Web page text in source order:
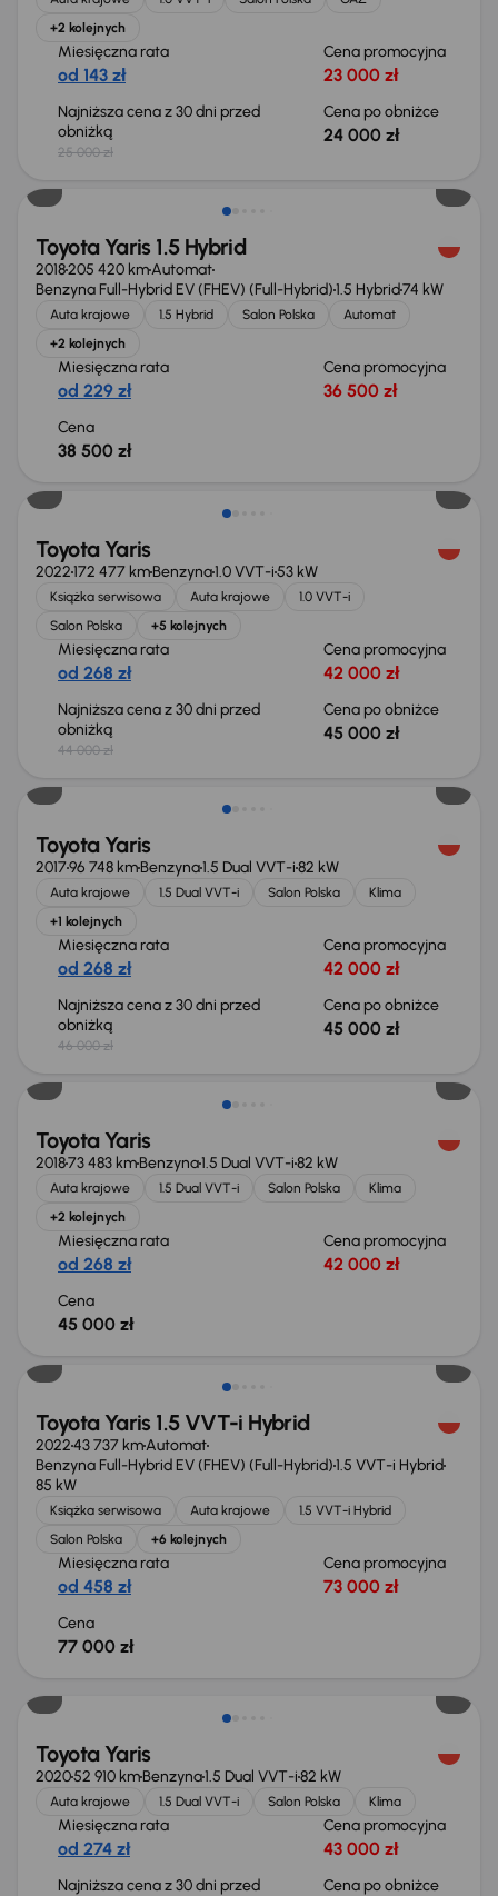
+2 kolejnych
Miesięczna rata
od 143 zł
Cena promocyjna
23 000 zł
Najniższa cena z 30 dni przed
obniżką
25 000 zł
Cena po obniżce
24 000 zł
Toyota Yaris 1.5 Hybrid
2018205 420 kmAutomat
Benzyna Full-Hybrid EV (FHEV) (Full-Hybrid)1.5 Hybrid74 kW
Auta krajowe 1.5 Hybrid Salon Polska
Automat
+2 kolejnych
Miesięczna rata
od 229 zł
Cena promocyjna
36 500 zł
Cena
38 500 zł
Możliwość odliczenia VAT
Toyota Yaris
2022172 477 kmBenzyna1.0 VVT-i53 kW
Książka serwisowa Auta krajowe
1.0 VVT-i
Salon Polska
+5 kolejnych
Miesięczna rata
od 268 zł
Cena promocyjna
42 000 zł
Najniższa cena z 30 dni przed
obniżką
44 000 zł
Cena po obniżce
45 000 zł
Taniej o 1 000 zł
Toyota Yaris
201796 748 kmBenzyna1.5 Dual VVT-i82 kW
Auta krajowe 1.5 Dual VVT-i Salon Polska
Klima
+1 kolejnych
Miesięczna rata
od 268 zł
Cena promocyjna
42 000 zł
Najniższa cena z 30 dni przed
obniżką
46 000 zł
Cena po obniżce
45 000 zł
Toyota Yaris
201873 483 kmBenzyna1.5 Dual VVT-i82 kW
Auta krajowe 1.5 Dual VVT-i Salon Polska
Klima
+2 kolejnych
Miesięczna rata
od 268 zł
Cena promocyjna
42 000 zł
Cena
45 000 zł
Możliwość odliczenia VAT
Toyota Yaris 1.5 VVT-i Hybrid
202243 737 kmAutomat
Benzyna Full-Hybrid EV (FHEV) (Full-Hybrid)1.5 VVT-i Hybrid
85 kW
Książka serwisowa Auta krajowe
1.5 VVT-i Hybrid
Salon Polska
+6 kolejnych
Miesięczna rata
od 458 zł
Cena promocyjna
73 000 zł
Cena
77 000 zł
Toyota Yaris
202052 910 kmBenzyna1.5 Dual VVT-i82 kW
Auta krajowe 1.5 Dual VVT-i Salon Polska Klima
Miesięczna rata
od 274 zł
Cena promocyjna
43 000 zł
Najniższa cena z 30 dni przed Cena po obniżce